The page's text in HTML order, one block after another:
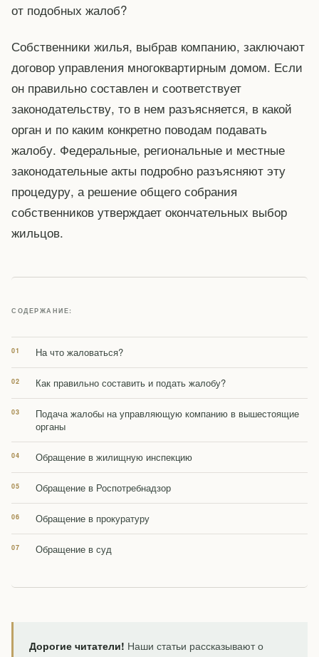
от подобных жалоб?
Собственники жилья, выбрав компанию, заключают
договор управления многоквартирным домом. Если
он правильно составлен и соответствует
законодательству, то в нем разъясняется, в какой
орган и по каким конкретно поводам подавать
жалобу. Федеральные, региональные и местные
законодательные акты подробно разъясняют эту
процедуру, а решение общего собрания
собственников утверждает окончательных выбор
жильцов.
СОДЕРЖАНИЕ:
На что жаловаться?
Как правильно составить и подать жалобу?
Подача жалобы на управляющую компанию в вышестоящие
органы
Обращение в жилищную инспекцию
Обращение в Роспотребнадзор
Обращение в прокуратуру
Обращение в суд
Дорогие читатели! Наши статьи рассказывают о